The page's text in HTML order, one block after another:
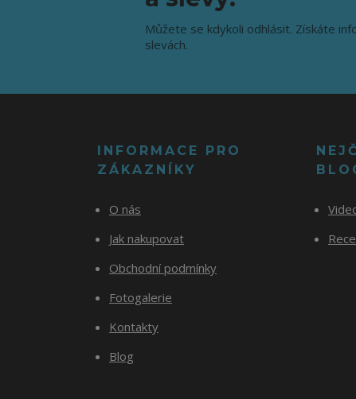
Můžete se kdykoli odhlásit. Získáte
slevách.
INFORMACE PRO
ZÁKAZNÍKY
O nás
Jak nakupovat
Obchodní podmínky
Fotogalerie
Kontakty
Blog